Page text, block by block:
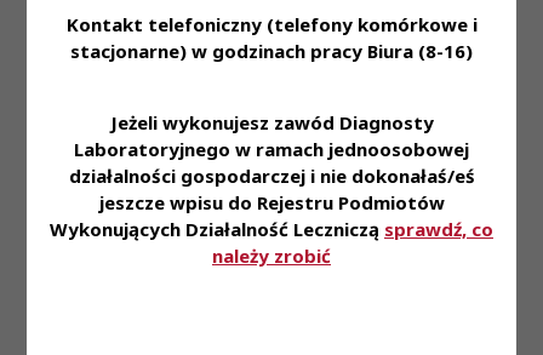
Kontakt telefoniczny (telefony komórkowe i
stacjonarne) w godzinach pracy Biura (8-16)
Jeżeli wykonujesz zawód Diagnosty
Laboratoryjnego w ramach jednoosobowej
działalności gospodarczej i nie dokonałaś/eś
jeszcze wpisu do Rejestru Podmiotów
Wykonujących Działalność Leczniczą sprawdź, co
należy zrobić
Wykonywania Zawodu
Diagnosty Laboratoryjnego
Diagnostów Laboratoryjnych z
dnia 3 listopada 2010 roku w
sprawie stwierdzenia Prawa
Wykonywania Zawodu
Diagnosty Laboratoryjnego i
wpisu na listę diagnostów
Uchwały
PKRDL -
Kadencja
II
PKRDL -
Kadencja II -
Posiedzenie
XLIII
Treść